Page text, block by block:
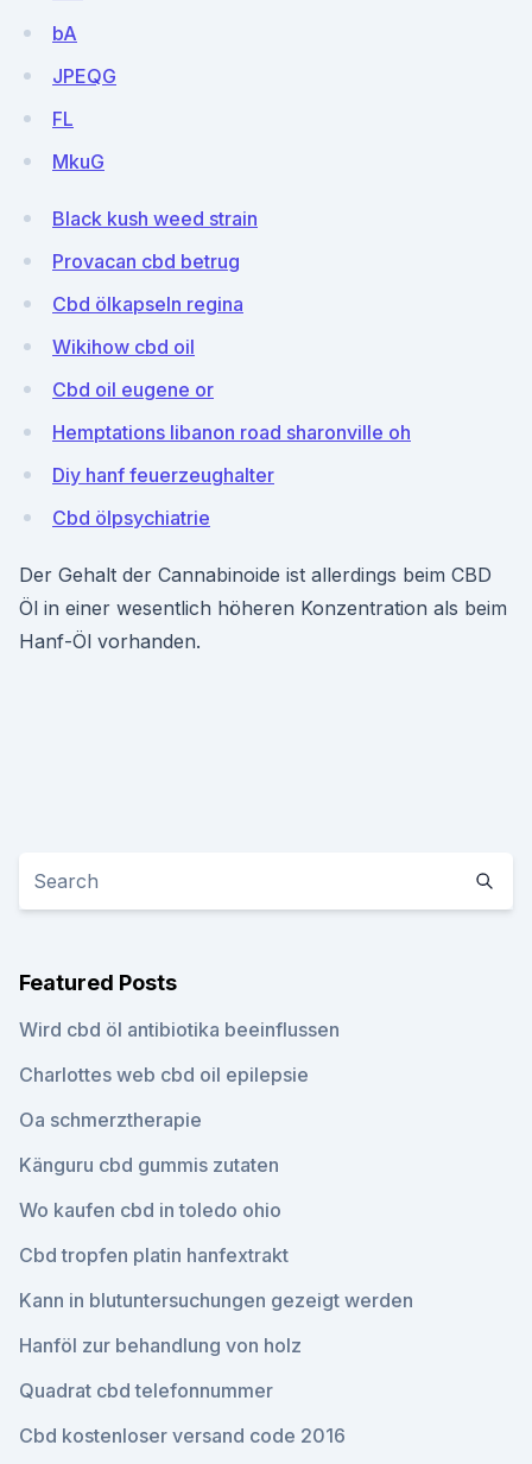
bA
JPEQG
FL
MkuG
Black kush weed strain
Provacan cbd betrug
Cbd ölkapseln regina
Wikihow cbd oil
Cbd oil eugene or
Hemptations libanon road sharonville oh
Diy hanf feuerzeughalter
Cbd ölpsychiatrie
Der Gehalt der Cannabinoide ist allerdings beim CBD
Öl in einer wesentlich höheren Konzentration als beim
Hanf-Öl vorhanden.
Featured Posts
Wird cbd öl antibiotika beeinflussen
Charlottes web cbd oil epilepsie
Oa schmerztherapie
Känguru cbd gummis zutaten
Wo kaufen cbd in toledo ohio
Cbd tropfen platin hanfextrakt
Kann in blutuntersuchungen gezeigt werden
Hanföl zur behandlung von holz
Quadrat cbd telefonnummer
Cbd kostenloser versand code 2016